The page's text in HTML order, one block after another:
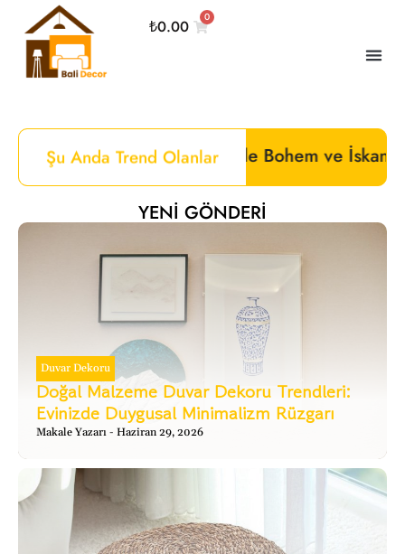
₺0.00 0
Şu Anda Trend Olanlar
Bohem ve İskandinav Mobilyalar:Bali
YENI GÖNDERI
Duvar Dekoru
Doğal Malzeme Duvar Dekoru Trendleri:
Evinizde Duygusal Minimalizm Rüzgarı
Makale Yazarı Haziran 29, 2026